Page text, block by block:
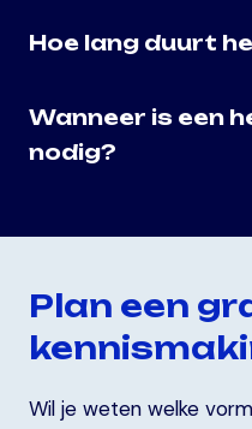
Hoe lang duurt
Wanneer is een
nodig?
Plan een
Wil je weten welke